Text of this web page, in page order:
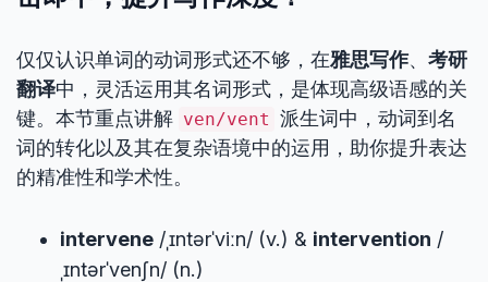
仅仅认识单词的动词形式还不够，在雅思写作、 考研
翻译中，灵活运用其名词形式，是体现高级语感的关
键。本节重点讲解 ven/vent 派生词中，动词到名
词的转化以及其在复杂语境中的运用，助你提升表达
的精准性和学术性。
intervene /ˌɪntərˈviːn/ (v.) & intervention /
ˌɪntərˈvenʃn/ (n.)